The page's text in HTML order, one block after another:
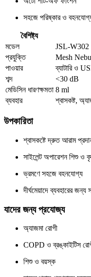
সহজে পরিষ্কার ও
বৈশিষ্ট্য
মডেল
JSL-W302
প্রযুক্তি
Mesh
পাওয়ার
ব্যাটারি ও
শব্দ
<30 dB
মেডিসিন ধারণক্ষমতা 8 ml
ব্যবহার
শ্বাসকষ্ট,
উপকারিতা
শ্বাসকষ্টে দ্রুত আরাম
সাইলেন্ট অপারেশন শিশু ও
ভ্রমণে সহজে বহনযোগ্য
দীর্ঘমেয়াদে ব্যবহারের
যাদের জন্য প্রযোজ্য
অ্যাজমা রোগী
COPD ও ব্রঙ্কাইটিস
শিশু ও বয়স্ক